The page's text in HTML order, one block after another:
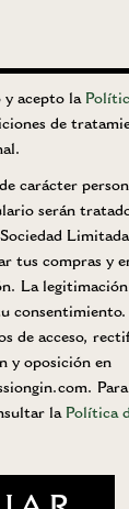
y acepto la
de
carácter
serán
Sociedad
tus compras y
La legitimación
de acceso,
y oposición en
la Política